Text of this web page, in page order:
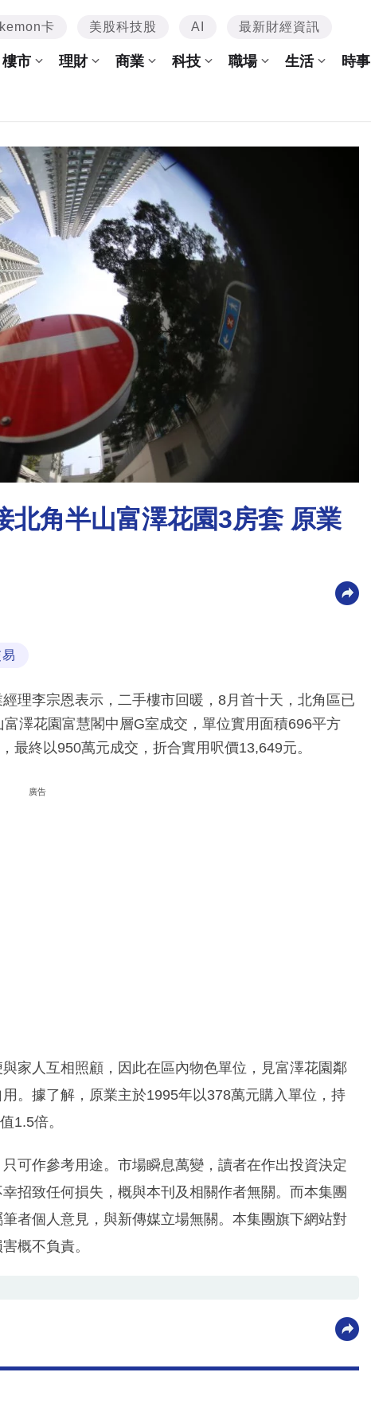
卡 美股科技股 AI 最新財經資訊
樓市 理財 商業 科技 職場 生活 時事
北角半山富澤花園3房套 原業
理李宗恩表示，二手樓市回暖，8月首十天，北角區已
澤花園富慧閣中層G室成交，單位實用面積696平方
最終以950萬元成交，折合實用呎價13,649元。
廣告
家人互相照顧，因此在區內物色單位，見富澤花園鄰
。據了解，原業主於1995年以378萬元購入單位，持
1.5倍。
可作參考用途。市場瞬息萬變，讀者在作出投資決定
招致任何損失，概與本刊及相關作者無關。而本集團
者個人意見，與新傳媒立場無關。本集團旗下網站對
概不負責。